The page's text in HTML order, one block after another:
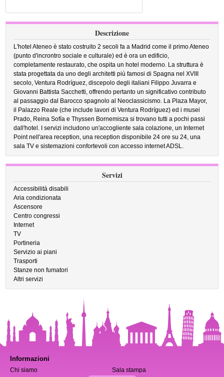
Descrizione
L'hotel Ateneo è stato costruito 2 secoli fa a Madrid come il primo Ateneo
(punto d'incrontro sociale e culturale) ed è ora un edificio,
completamente restaurato, che ospita un hotel moderno. La struttura è
stata progettata da uno degli architetti più famosi di Spagna nel XVIII
secolo, Ventura Rodríguez, discepolo degli italiani Filippo Juvarra e
Giovanni Battista Sacchetti, offrendo pertanto un significativo contributo
al passaggio dal Barocco spagnolo al Neoclassicismo. La Plaza Mayor,
il Palazzo Reale (che include lavori di Ventura Rodríguez) ed i musei
Prado, Reina Sofía e Thyssen Bornemisza si trovano tutti a pochi passi
dall'hotel. I servizi includono un'accogliente sala colazione, un Internet
Point nell'area reception, una reception disponibile 24 ore su 24, una
sala TV e sistemazioni confortevoli con accesso internet ADSL.
Servizi
Accessibilità disabili
Aria condizionata
Ascensore
Centro congressi
Internet
TV
Portineria
Servizio ai piani
Trasporti
Stanze non fumatori
Altri servizi
Informazioni
Chi siamo
Sala stampa